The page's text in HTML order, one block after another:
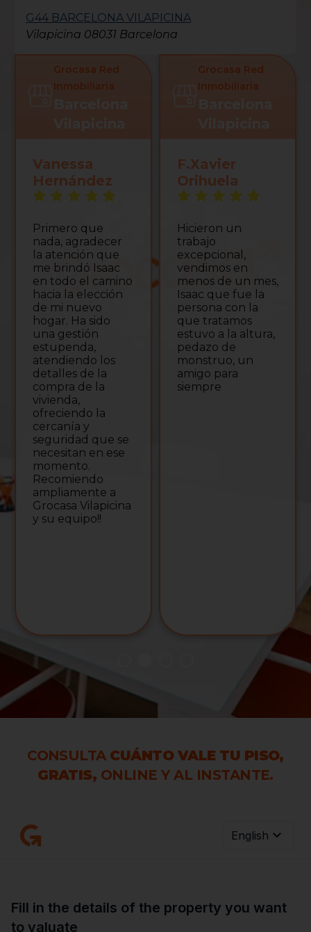
G44 BARCELONA VILAPICINA
Vilapicina 08031 Barcelona
Grocasa Red
Inmobiliaria
Vanessa
Hernández
Primero que
nada, agradecer
la atención que
me brindó Isaac
en todo el camino
hacia la elección
de mi nuevo
hogar. Ha sido
una gestión
estupenda,
atendiendo los
detalles de la
compra de la
vivienda,
ofreciendo la
cercanía y
seguridad que se
necesitan en ese
momento.
Recomiendo
ampliamente a
Grocasa Vilapicina
y su equipo!!
Grocasa Red
Inmobiliaria
F.Xavier
Orihuela
Hicieron un
trabajo
excepcional,
vendimos en
menos de un mes,
Isaac que fue la
persona con la
que tratamos
estuvo a la altura,
pedazo de
monstruo, un
amigo para
siempre
CONSULTA CUÁNTO VALE TU PISO,
GRATIS, ONLINE Y AL INSTANTE.